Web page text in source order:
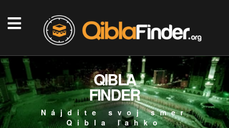
QIBLA
FINDER
Nájdite svoj smer
Qibla ľahko